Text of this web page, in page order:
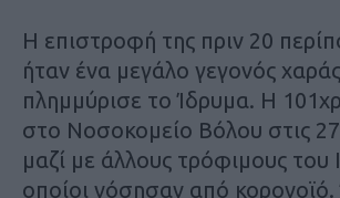
Η επιστροφή της πριν 20
ήταν ένα μεγάλο γεγονός
πλημμύρισε το Ίδρυμα. Η
στο Νοσοκομείο Βόλου στις
μαζί με άλλους τρόφιμους του
οποίοι νόσησαν από κορονοϊό.